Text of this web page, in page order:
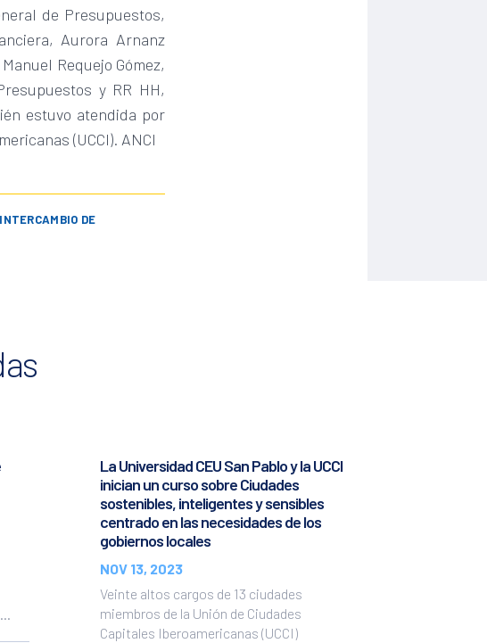
de Presupuestos,
Aurora Arnanz
Requejo Gómez,
y RR HH,
estuvo atendida por
(UCCI). ANCI
INTERCAMBIO DE
La Universidad CEU San Pablo y la UCCI
inician un curso sobre Ciudades
sostenibles, inteligentes y sensibles
centrado en las necesidades de los
gobiernos locales
NOV 13, 2023
Veinte altos cargos de 13 ciudades
miembros de la Unión de Ciudades
Capitales Iberoamericanas (UCCI)